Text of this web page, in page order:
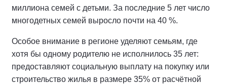
миллиона семей с детьми. За последние 5 лет число
многодетных семей выросло почти на 40 %.
Особое внимание в регионе уделяют семьям, где
хотя бы одному родителю не исполнилось 35 лет:
предоставляют социальную выплату на покупку или
строительство жилья в размере 35% от расчётной